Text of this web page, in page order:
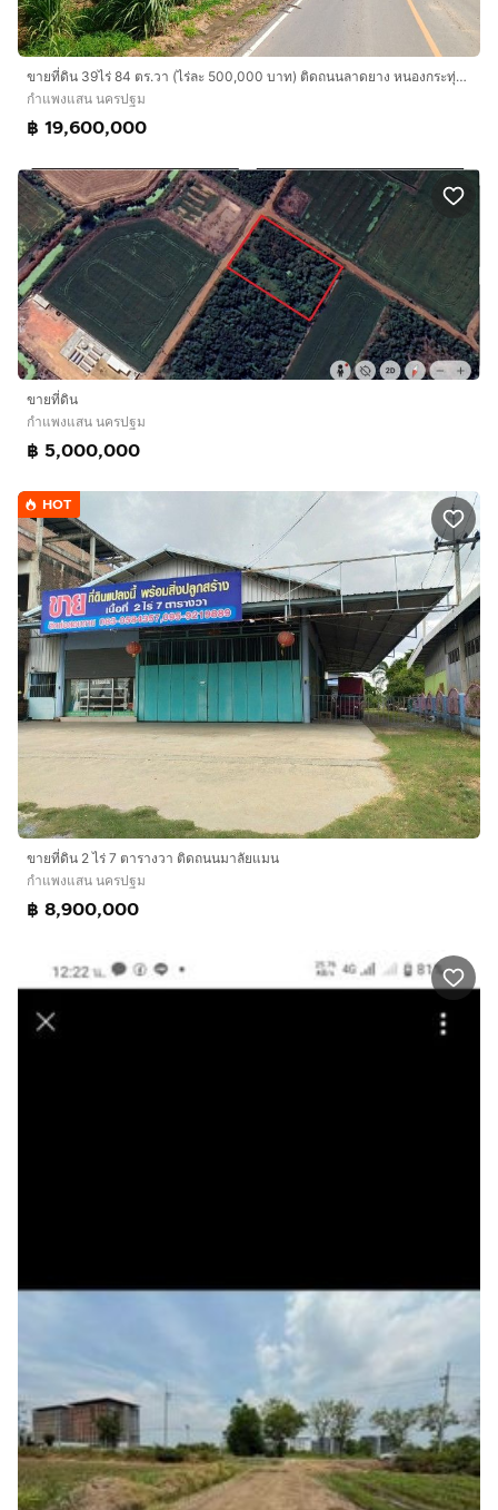
ขายที่ดิน 39ไร่ 84 ตร.วา (ไร่ละ 500,000 บาท) ติดถนนลาดยาง หนองกระทุ่ม กำแพงแสน
กำแพงแสน นครปฐม
฿ 19,600,000
ขายที่ดิน
กำแพงแสน นครปฐม
฿ 5,000,000
HOT
ขายที่ดิน 2 ไร่ 7 ตารางวา ติดถนนมาลัยแมน
กำแพงแสน นครปฐม
฿ 8,900,000